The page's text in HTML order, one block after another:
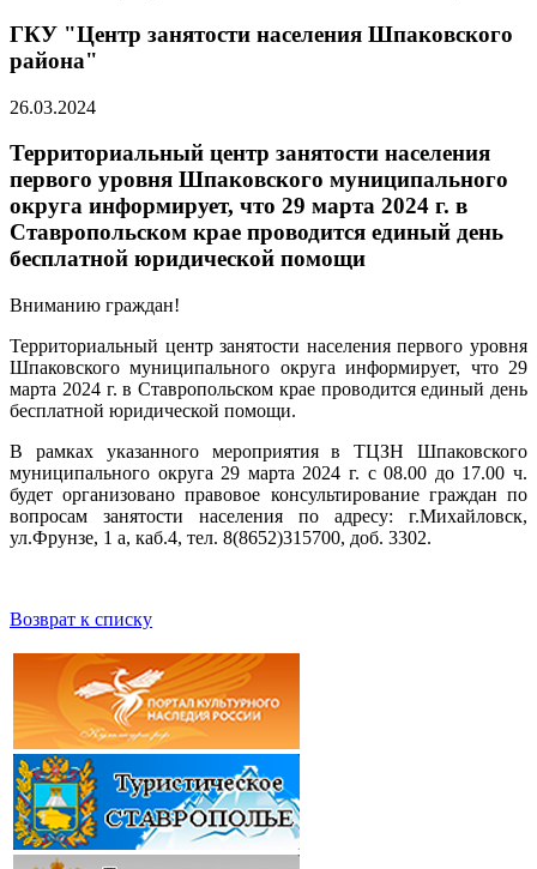
ГКУ "Центр занятости населения Шпаковского
района"
26.03.2024
Территориальный центр занятости населения
первого уровня Шпаковского муниципального
округа информирует, что 29 марта 2024 г. в
Ставропольском крае проводится единый день
бесплатной юридической помощи
Вниманию граждан!
Территориальный центр занятости населения первого уровня
Шпаковского муниципального округа информирует, что 29
марта 2024 г. в Ставропольском крае проводится единый день
бесплатной юридической помощи.
В рамках указанного мероприятия в ТЦЗН Шпаковского
муниципального округа 29 марта 2024 г. с 08.00 до 17.00 ч.
будет организовано правовое консультирование граждан по
вопросам занятости населения по адресу: г.Михайловск,
ул.Фрунзе, 1 а, каб.4, тел. 8(8652)315700, доб. 3302.
Возврат к списку